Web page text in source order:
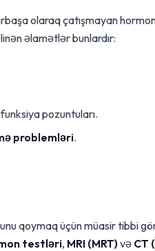
olaraq çatışmayan
əlamətlər bunlardır:
pozuntuları.
problemləri.
qoymaq üçün müasir tibbi
testləri, MRI (MRT)və CT